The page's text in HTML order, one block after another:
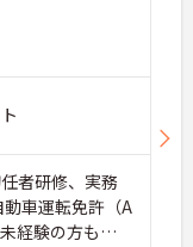
者研修、実務
車運転免許（A
経験の方もご